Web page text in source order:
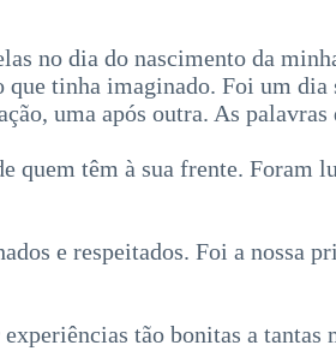
no dia do nascimento da
tinha imaginado. Foi um dia
uma após outra. As
quem têm à sua frente. Foram
e respeitados. Foi a nossa
tão bonitas a tantas